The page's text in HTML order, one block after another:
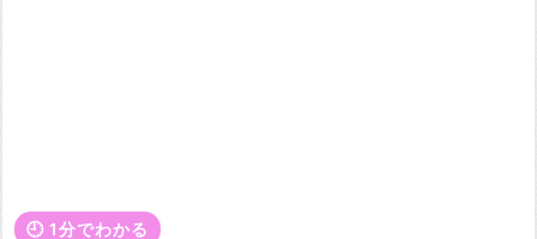
🕘️ 1分でわかる